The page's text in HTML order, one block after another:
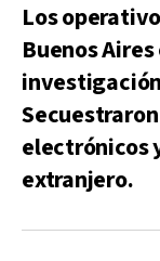
Los
Buenos
electrónicos
extranjero.